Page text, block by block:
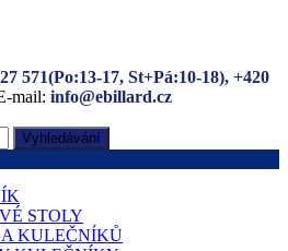
571(Po:13-17, St+Pá:10-18), +420
mail: info@ebillard.cz
Vyhledávání
STOLY
KULEČNÍKŮ